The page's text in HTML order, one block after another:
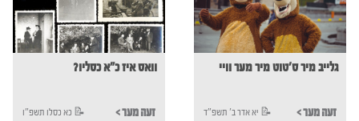
וואס איז כ"א כסליו?
< זעה מער כא כסלו תשפ"ו 📝
גלייב מיר ס'טוט מיר מער וויי
< זעה מער יא אדר ב' תשפ"ד 📝